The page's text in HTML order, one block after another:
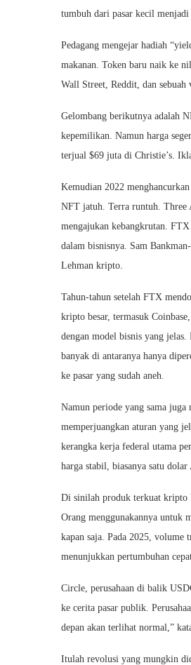
tumbuh dari pasar kecil menjadi
Pedagang mengejar hadiah
makanan. Token baru naik ke
Wall Street, Reddit, dan sebuah
Gelombang berikutnya adalah
kepemilikan. Namun harga
terjual $69 juta di Christie’s.
Kemudian 2022
NFT jatuh. Terra runtuh. Three
mengajukan kebangkrutan.
dalam bisnisnya. Sam
Lehman kripto.
Tahun‑tahun setelah FTX
kripto besar, termasuk
dengan model bisnis yang jelas.
banyak di antaranya hanya
ke pasar yang sudah aneh.
Namun periode yang sama
memperjuangkan aturan yang
kerangka kerja federal utama
harga stabil, biasanya satu
Di sinilah produk terkuat kripto
Orang menggunakannya untuk
kapan saja. Pada 2025, volume
menunjukkan pertumbuhan
Circle, perusahaan di balik
ke cerita pasar publik.
depan akan terlihat normal,”
Itulah revolusi yang mungkin